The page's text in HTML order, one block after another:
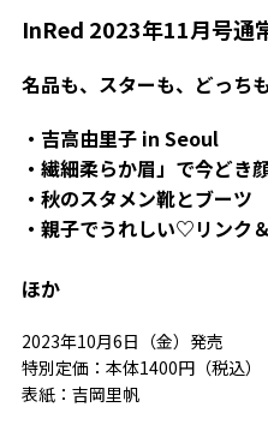
InRed 2023年11月号通
名品も、スターも、どっち
・吉高由里子 in Seoul
・繊細柔らか眉」で今どき
・秋のスタメン靴とブーツ
・親子でうれしい♡リンク
ほか
2023年10月6日（金）発売
特別定価：本体1400円（税込）
表紙：吉岡里帆